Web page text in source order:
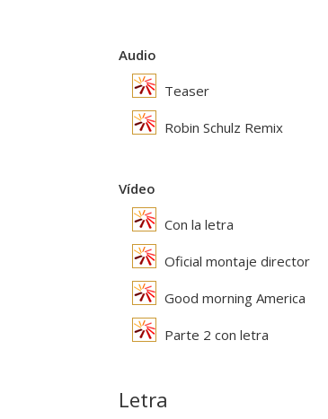
Audio
Teaser
Robin Schulz Remix
Vídeo
Con la letra
Oficial montaje director
Good morning America
Parte 2 con letra
Letra